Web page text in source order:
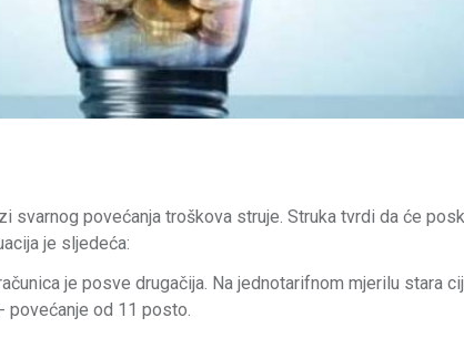
svarnog povećanja troškova struje. Struka tvrdi da će
je sljedeća:
je posve drugačija. Na jednotarifnom mjerilu stara
povećanje od 11 posto.